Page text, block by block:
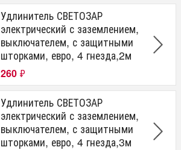
Удлинитель СВЕТОЗАР
электрический с заземлением,
выключателем, с защитными
шторками, евро, 4 гнезда,2м
260 ₽
Удлинитель СВЕТОЗАР
электрический с заземлением,
выключателем, с защитными
шторками, евро, 4 гнезда,3м